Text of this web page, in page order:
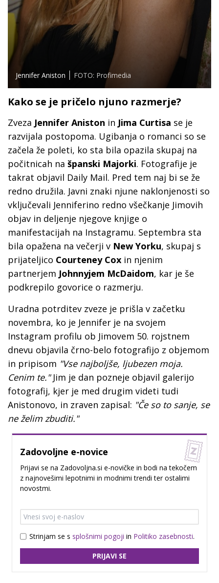
Jennifer Aniston FOTO: Profimedia
Kako se je pričelo njuno razmerje?
Zveza Jennifer Aniston in Jima Curtisa se je
razvijala postopoma. Ugibanja o romanci so se
začela že poleti, ko sta bila opazila skupaj na
počitnicah na španski Majorki. Fotografije je
takrat objavil Daily Mail. Pred tem naj bi se že
redno družila. Javni znaki njune naklonjenosti so
vključevali Jenniferino redno všečkanje Jimovih
objav in deljenje njegove knjige o
manifestacijah na Instagramu. Septembra sta
bila opažena na večerji v New Yorku, skupaj s
prijateljico Courteney Cox in njenim
partnerjem Johnnyjem McDaidom, kar je še
podkrepilo govorice o razmerju.
Uradna potrditev zveze je prišla v začetku
novembra, ko je Jennifer je na svojem
Instagram profilu ob Jimovem 50. rojstnem
dnevu objavila črno-belo fotografijo z objemom
in pripisom "Vse najboljše, ljubezen moja.
Cenim te."Jim je dan pozneje objavil galerijo
fotografij, kjer je med drugim videti tudi
Anistonovo, in zraven zapisal: "Če so to sanje, se
ne želim zbuditi."
Zadovoljne e-novice
Prijavi se na Zadovoljna.si e-novičke in bodi na tekočem
z najnovešimi lepotnimi in modnimi trendi ter ostalimi
novostmi.
Strinjam se s splošnimi pogoji in Politiko zasebnosti.
PRIJAVI SE